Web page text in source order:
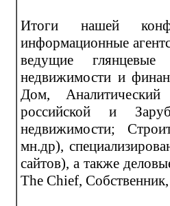
Итоги нашей
информационные
ведущие глянцевые
недвижимости и
Дом,
рoссийской и
недвижимости;
мн.др),
сайтов), а также
The Chief,